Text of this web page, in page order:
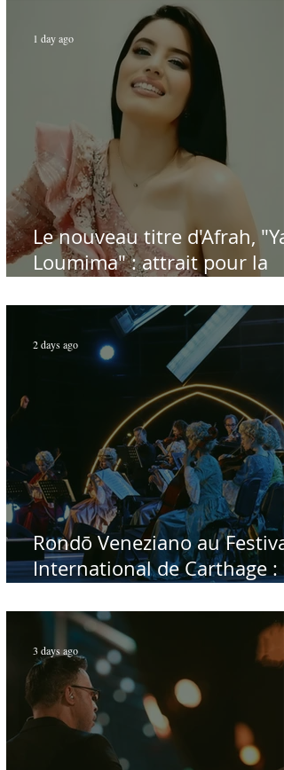
chant et de la musique
d'antan
Le nouveau titre d'Afrah, "Ya
Loumima" : attrait pour la
Rabah Driassa
1 day ago
Rondō Veneziano au Festival
International de Carthage :
public tunisien
2 days ago
3 days ago